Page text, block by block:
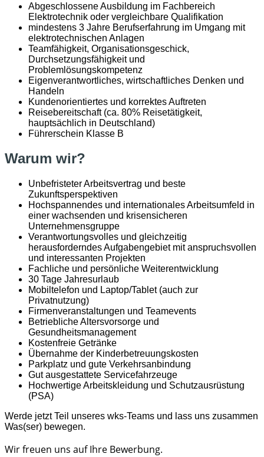
Abgeschlossene Ausbildung im Fachbereich
Elektrotechnik oder vergleichbare Qualifikation
mindestens 3 Jahre Berufserfahrung im Umgang mit
elektrotechnischen Anlagen
Teamfähigkeit, Organisationsgeschick,
Durchsetzungsfähigkeit und
Problemlösungskompetenz
Eigenverantwortliches, wirtschaftliches Denken und
Handeln
Kundenorientiertes und korrektes Auftreten
Reisebereitschaft (ca. 80% Reisetätigkeit,
hauptsächlich in Deutschland)
Führerschein Klasse B
Warum wir?
Unbefristeter Arbeitsvertrag und beste
Zukunftsperspektiven
Hochspannendes und internationales Arbeitsumfeld in
einer wachsenden und krisensicheren
Unternehmensgruppe
Verantwortungsvolles und gleichzeitig
herausforderndes Aufgabengebiet mit anspruchsvollen
und interessanten Projekten
Fachliche und persönliche Weiterentwicklung
30 Tage Jahresurlaub
Mobiltelefon und Laptop/Tablet (auch zur
Privatnutzung)
Firmenveranstaltungen und Teamevents
Betriebliche Altersvorsorge und
Gesundheitsmanagement
Kostenfreie Getränke
Übernahme der Kinderbetreuungskosten
Parkplatz und gute Verkehrsanbindung
Gut ausgestattete Servicefahrzeuge
Hochwertige Arbeitskleidung und Schutzausrüstung
(PSA)
Werde jetzt Teil unseres wks-Teams und lass uns zusammen
​Was(ser) bewegen.
Wir freuen uns auf Ihre Bewerbung.